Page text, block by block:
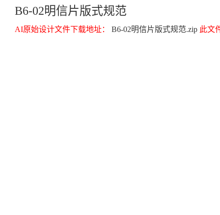
B6-02明信片版式规范
AI原始设计文件下载地址： B6-02明信片版式规范.zip 此文